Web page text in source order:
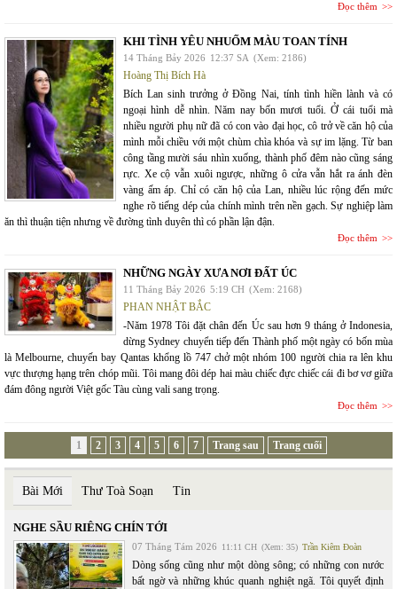
Đọc thêm
KHI TÌNH YÊU NHUỐM MÀU TOAN TÍNH
14 Tháng Bảy 2026 12:37 SA (Xem: 2186)
Hoàng Thị Bích Hà
Bích Lan sinh trưởng ở Đồng Nai, tính tình hiền lành và có
ngoại hình dễ nhìn. Năm nay bốn mươi tuổi. Ở cái tuổi mà
nhiều người phụ nữ đã có con vào đại học, cô trở về căn hộ của
mình mỗi chiều với một chùm chìa khóa và sự im lặng. Từ ban
công tầng mười sáu nhìn xuống, thành phố đêm nào cũng sáng
rực. Xe cộ vẫn xuôi ngược, những ô cửa vẫn hắt ra ánh đèn
vàng ấm áp. Chỉ có căn hộ của Lan, nhiều lúc rộng đến mức
nghe rõ tiếng dép của chính mình trên nền gạch. Sự nghiệp làm
ăn thì thuận tiện nhưng về đường tình duyên thì có phần lận đận.
Đọc thêm
NHỮNG NGÀY XƯA NƠI ĐẤT ÚC
11 Tháng Bảy 2026 5:19 CH (Xem: 2168)
PHAN NHẬT BẮC
-Năm 1978 Tôi đặt chân đến Úc sau hơn 9 tháng ở Indonesia,
dừng Sydney chuyển tiếp đến Thành phố một ngày có bốn mùa
là Melbourne, chuyến bay Qantas khổng lồ 747 chở một nhóm 100 người chia ra lên khu
vực thượng hạng trên chóp mũi. Tôi mang đôi dép hai màu chiếc đực chiếc cái đi bơ vơ giữa
đám đông người Việt gốc Tàu cùng vali sang trọng.
Đọc thêm
1 2 3 4 5 6 7 Trang sau Trang cuối
Bài Mới Thư Toà Soạn Tin
NGHE SẦU RIÊNG CHÍN TỚI
07 Tháng Tám 2026 11:11 CH (Xem: 35) Trần Kiêm Đoàn
Dòng sống cũng như một dòng sông; có những con nước
bất ngờ và những khúc quanh nghiệt ngã. Tôi quyết định